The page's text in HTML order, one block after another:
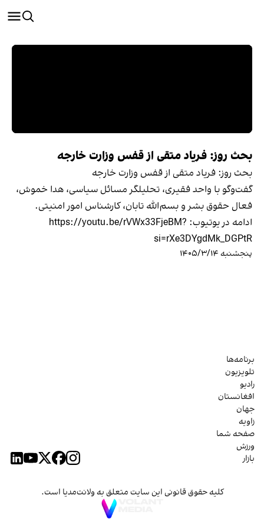
بحث روز: فریاد متقی از قفس وزارت خارجه
بحث روز: فریاد متقی از قفس وزارت خارجه
گفت‌وگو با واحد فقیری، تحلیلگر مسائل سیاسی، هدا خموش،
فعال حقوق بشر و بسم‌الله تابان، کارشناس امور امنیتی.
ادامه در یوتیوب: https://youtu.be/rVWx33FjeBM?
si=rXe3DYgdMk_DGPtR
پنجشنبه ۱۴۰۵/۳/۱۴
برنامه‌ها
تلویزیون
رادیو
افغانستان
جهان
زاویه
صفحه شما
ورزش
بازار
کلیه حقوق قانونی این سایت متعلق به ولانت‌مدیا است.